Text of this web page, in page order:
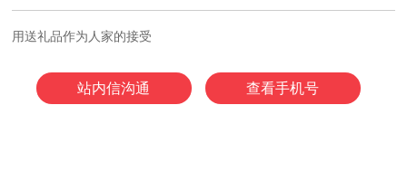
用送礼品作为人家的接受
站内信沟通 查看手机号